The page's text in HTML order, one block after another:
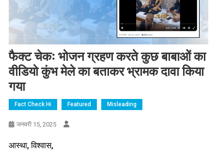
फैक्ट चेकः भोजन ग्रहण करते कुछ बाबाओं का
वीडियो कुंभ मेले का बताकर भ्रामक दावा किया
गया
Fact Check Hi Featured Misleading
जनवरी 15, 2025
आस्था, विश्वास,